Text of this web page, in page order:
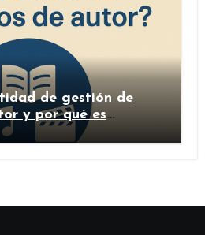
de gestión de
y por qué es